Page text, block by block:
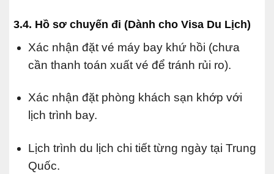
3.4. Hồ sơ chuyến đi (Dành cho Visa Du Lịch)
Xác nhận đặt vé máy bay khứ hồi (chưa
cần thanh toán xuất vé để tránh rủi ro).
Xác nhận đặt phòng khách sạn khớp với
lịch trình bay.
Lịch trình du lịch chi tiết từng ngày tại Trung
Quốc.